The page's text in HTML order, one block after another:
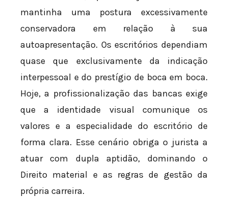
mantinha uma postura excessivamente
conservadora em relação à sua
autoapresentação. Os escritórios dependiam
quase que exclusivamente da indicação
interpessoal e do prestígio de boca em boca.
Hoje, a profissionalização das bancas exige
que a identidade visual comunique os
valores e a especialidade do escritório de
forma clara. Esse cenário obriga o jurista a
atuar com dupla aptidão, dominando o
Direito material e as regras de gestão da
própria carreira.